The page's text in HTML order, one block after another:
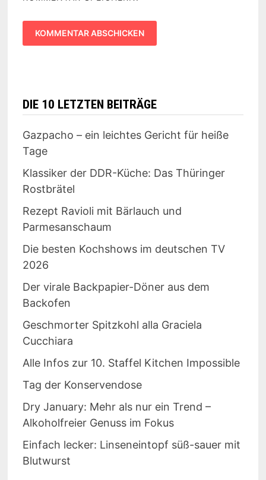
DIE 10 LETZTEN BEITRÄGE
Gazpacho – ein leichtes Gericht für heiße
Tage
Klassiker der DDR-Küche: Das Thüringer
Rostbrätel
Rezept Ravioli mit Bärlauch und
Parmesanschaum
Die besten Kochshows im deutschen TV
2026
Der virale Backpapier-Döner aus dem
Backofen
Geschmorter Spitzkohl alla Graciela
Cucchiara
Alle Infos zur 10. Staffel Kitchen Impossible
Tag der Konservendose
Dry January: Mehr als nur ein Trend –
Alkoholfreier Genuss im Fokus
Einfach lecker: Linseneintopf süß-sauer mit
Blutwurst